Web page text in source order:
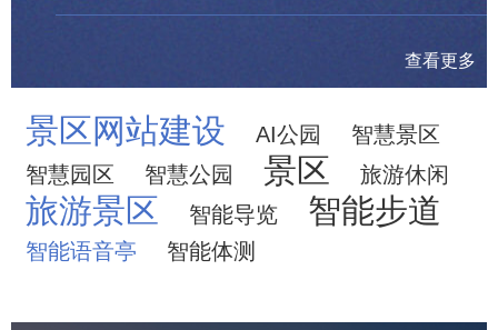
查看更多
景区网站建设 AI公园
智慧景区
智慧园区
智慧公园 景区 旅游休闲
旅游景区 智能导览 智能步道
智能语音亭 智能体测